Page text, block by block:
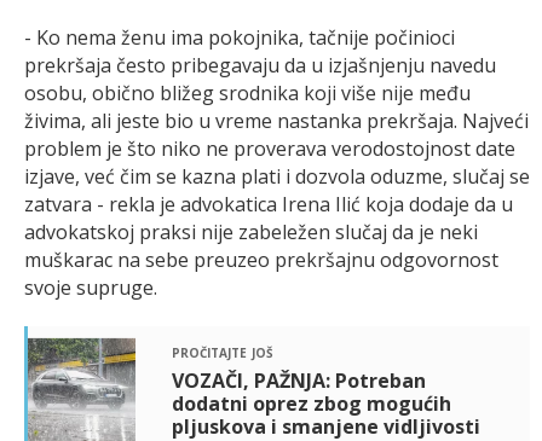
- Ko nema ženu ima pokojnika, tačnije počinioci
prekršaja često pribegavaju da u izjašnjenju navedu
osobu, obično bližeg srodnika koji više nije među
živima, ali jeste bio u vreme nastanka prekršaja. Najveći
problem je što niko ne proverava verodostojnost date
izjave, već čim se kazna plati i dozvola oduzme, slučaj se
zatvara - rekla je advokatica Irena Ilić koja dodaje da u
advokatskoj praksi nije zabeležen slučaj da je neki
muškarac na sebe preuzeo prekršajnu odgovornost
svoje supruge.
pročitajte još
VOZAČI, PAŽNJA: Potreban
dodatni oprez zbog mogućih
pljuskova i smanjene vidljivosti